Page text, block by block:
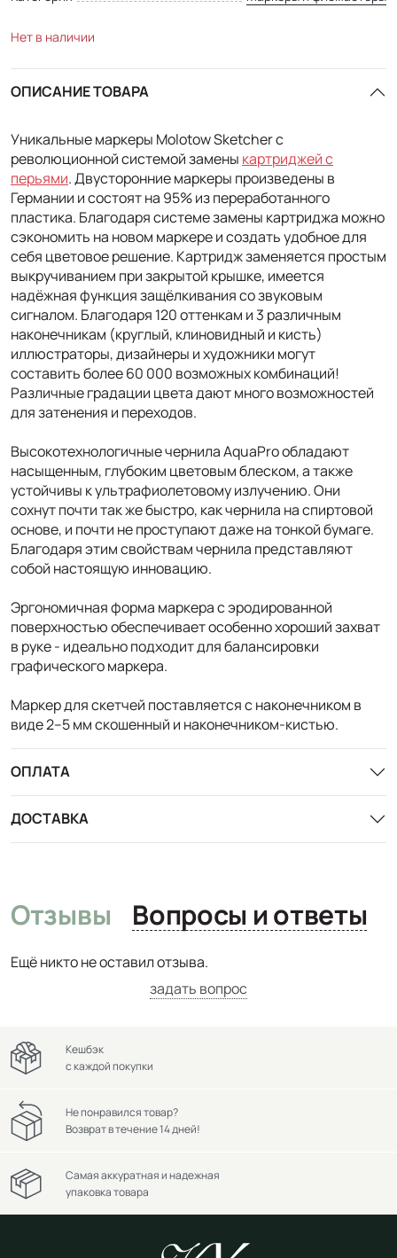
Нет в наличии
ОПИСАНИЕ ТОВАРА
Уникальные маркеры Molotow Sketcher с
революционной системой замены картриджей с
перьями. Двусторонние маркеры произведены в
Германии и состоят на 95% из переработанного
пластика. Благодаря системе замены картриджа можно
сэкономить на новом маркере и создать удобное для
себя цветовое решение. Картридж заменяется простым
выкручиванием при закрытой крышке, имеется
надёжная функция защёлкивания со звуковым
сигналом. Благодаря 120 оттенкам и 3 различным
наконечникам (круглый, клиновидный и кисть)
иллюстраторы, дизайнеры и художники могут
составить более 60 000 возможных комбинаций!
Различные градации цвета дают много возможностей
для затенения и переходов.
Высокотехнологичные чернила AquaPro обладают
насыщенным, глубоким цветовым блеском, а также
устойчивы к ультрафиолетовому излучению. Они
сохнут почти так же быстро, как чернила на спиртовой
основе, и почти не проступают даже на тонкой бумаге.
Благодаря этим свойствам чернила представляют
собой настоящую инновацию.
Эргономичная форма маркера с эродированной
поверхностью обеспечивает особенно хороший захват
в руке - идеально подходит для балансировки
графического маркера.
Маркер для скетчей поставляется с наконечником в
виде 2–5 мм скошенный и наконечником-кистью.
ОПЛАТА
ДОСТАВКА
Отзывы Вопросы и ответы
Ещё никто не оставил отзыва.
задать вопрос
Кешбэк
с каждой покупки
Не понравился товар?
Возврат в течение 14 дней!
Самая аккуратная и надежная
упаковка товара